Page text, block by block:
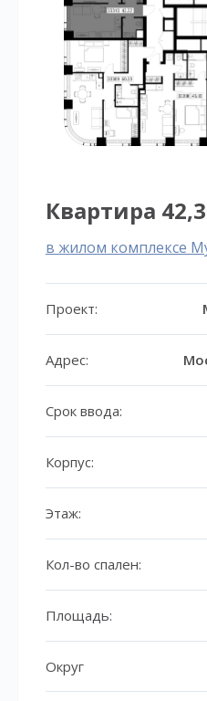
Квартира
в жилом комплексе
Проект:
Адрес:
Срок ввода:
Корпус:
Этаж:
Кол-во спален:
Площадь:
Округ